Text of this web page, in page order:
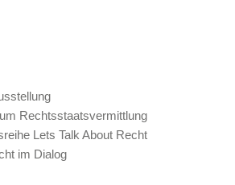
Rechtsstaatsvermittlung
Lets Talk About Recht
im Dialog